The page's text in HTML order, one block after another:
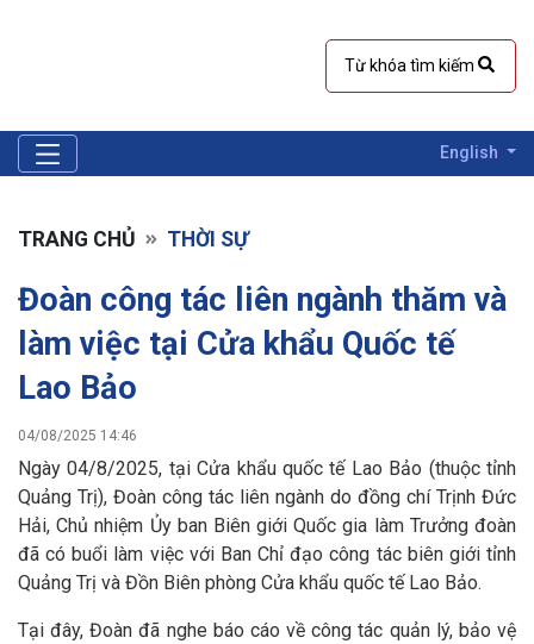
English
TRANG CHỦ THỜI SỰ
Đoàn công tác liên ngành thăm và
làm việc tại Cửa khẩu Quốc tế
Lao Bảo
04/08/2025 14:46
Ngày 04/8/2025, tại Cửa khẩu quốc tế Lao Bảo (thuộc tỉnh
Quảng Trị), Đoàn công tác liên ngành do đồng chí Trịnh Đức
Hải, Chủ nhiệm Ủy ban Biên giới Quốc gia làm Trưởng đoàn
đã có buổi làm việc với Ban Chỉ đạo công tác biên giới tỉnh
Quảng Trị và Đồn Biên phòng Cửa khẩu quốc tế Lao Bảo.
Tại đây, Đoàn đã nghe báo cáo về công tác quản lý, bảo vệ